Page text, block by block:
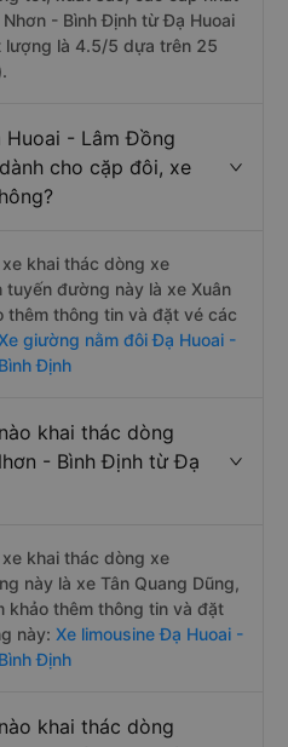
- Bình Định từ Đạ Huoai
lượng là 4.5/5 dựa trên 25
Huoai - Lâm Đồng
cho cặp đôi, xe
khai thác dòng xe
đường này là xe Xuân
thêm thông tin và đặt vé các
Xe giường nằm đôi Đạ Huoai -
Định
khai thác dòng
- Bình Định từ Đạ
khai thác dòng xe
này là xe Tân Quang Dũng,
khảo thêm thông tin và đặt
này: Xe limousine Đạ Huoai -
Định
khai thác dòng